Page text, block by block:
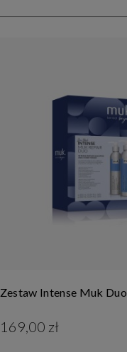
Zestaw Intense Muk Duo
169,00 zł